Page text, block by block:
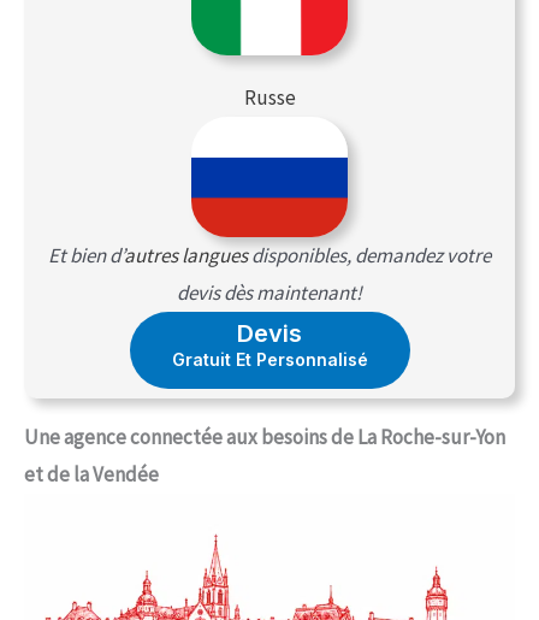
Russe
Et bien d’autres languesdisponibles, demandez votre
devis dès maintenant!
Devis
Gratuit Et Personnalisé
Une agence connectée aux besoins de La Roche-sur-Yon
et de la Vendée